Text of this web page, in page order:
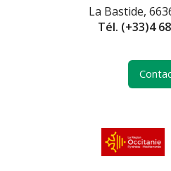
La Bastide,
Tél. (+33)4